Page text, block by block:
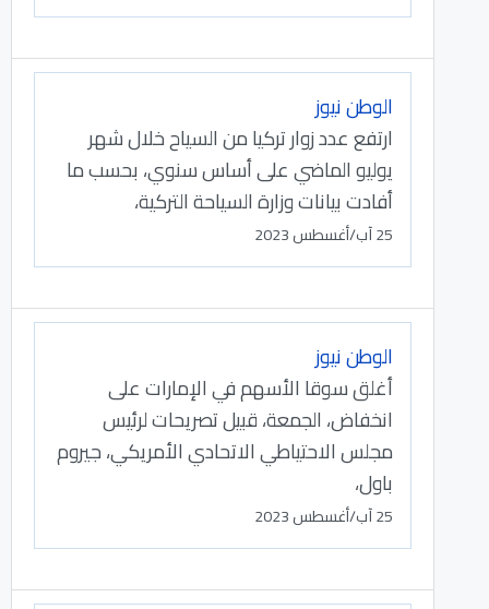
الوطن نيوز
ارتفع عدد زوار تركيا من السياح خلال شهر
يوليو الماضي على أساس سنوي، بحسب ما
أفادت بيانات وزارة السياحة التركية،
25 آب/أغسطس 2023
الوطن نيوز
أغلق سوقا الأسهم في الإمارات على
انخفاض، الجمعة، قبيل تصريحات لرئيس
مجلس الاحتياطي الاتحادي الأمريكي، جيروم
باول،
25 آب/أغسطس 2023